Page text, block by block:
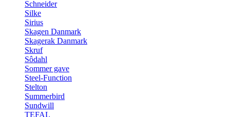
Schneider
Silke
Sirius
Skagen Danmark
Skagerak Danmark
Skruf
Sôdahl
Sommer gave
Steel-Function
Stelton
Summerbird
Sundwill
TEFAL